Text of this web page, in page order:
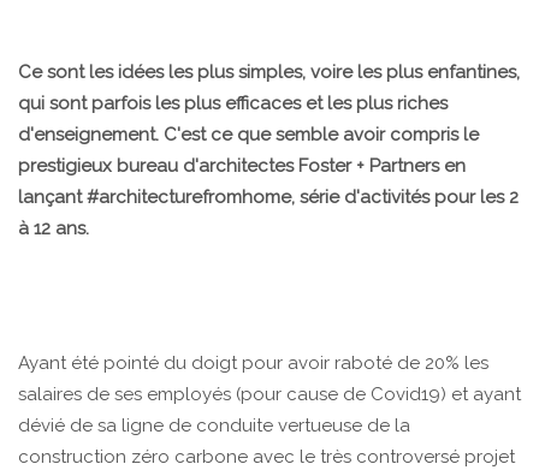
Ce sont les idées les plus simples, voire les plus enfantines,
qui sont parfois les plus efficaces et les plus riches
d'enseignement. C'est ce que semble avoir compris le
prestigieux bureau d'architectes Foster + Partners en
lançant #architecturefromhome, série d'activités pour les 2
à 12 ans.
Ayant été pointé du doigt pour avoir raboté de 20% les
salaires de ses employés (pour cause de Covid19) et ayant
dévié de sa ligne de conduite vertueuse de la
construction zéro carbone avec le très controversé projet